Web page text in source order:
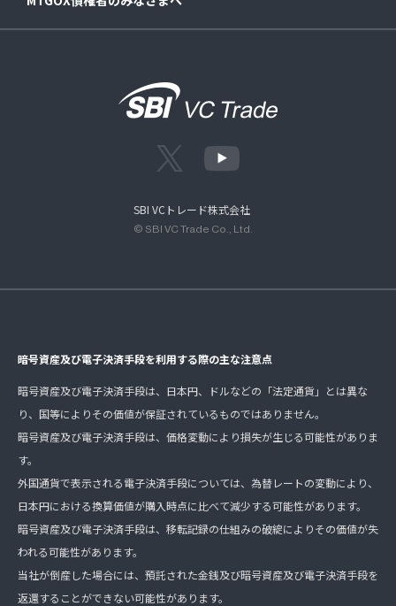
SBI VCトレード株式会社
© SBI VC Trade Co., Ltd.
暗号資産及び電子決済手段を利用する際の主な注意点
暗号資産及び電子決済手段は、日本円、ドルなどの「法定通貨」とは異な
り、国等によりその価値が保証されているものではありません。
暗号資産及び電子決済手段は、価格変動により損失が生じる可能性がありま
す。
外国通貨で表示される電子決済手段については、為替レートの変動により、
日本円における換算価値が購入時点に比べて減少する可能性があります。
暗号資産及び電子決済手段は、移転記録の仕組みの破綻によりその価値が失
われる可能性があります。
当社が倒産した場合には、預託された金銭及び暗号資産及び電子決済手段を
返還することができない可能性があります。